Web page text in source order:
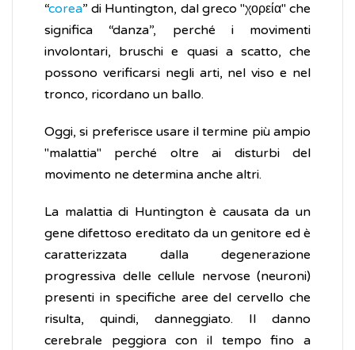
“corea” di Huntington, dal greco "χορεία" che
significa “danza”, perché i movimenti
involontari, bruschi e quasi a scatto, che
possono verificarsi negli arti, nel viso e nel
tronco, ricordano un ballo.
Oggi, si preferisce usare il termine più ampio
"malattia" perché oltre ai disturbi del
movimento ne determina anche altri.
La malattia di Huntington è causata da un
gene difettoso ereditato da un genitore ed è
caratterizzata dalla degenerazione
progressiva delle cellule nervose (neuroni)
presenti in specifiche aree del cervello che
risulta, quindi, danneggiato. Il danno
cerebrale peggiora con il tempo fino a